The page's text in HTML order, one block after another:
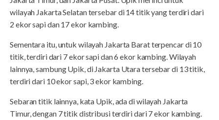
wilayah Jakarta Selatan tersebar di 14 titik yang terdiri dari
2 ekor sapi dan 17 ekor kambing.
Sementara itu, untuk wilayah Jakarta Barat terpencar di 10
titik, terdiri dari 7 ekor sapi dan 6 ekor kambing. Wilayah
lainnya, sambung Upik, di Jakarta Utara tersebar di 13 titik,
terdiri dari 10 ekor sapi, 3 ekor kambing.
Sebaran titik lainnya, kata Upik, ada di wilayah Jakarta
Timur, dengan 7 titik distribusi terdiri dari 7 ekor kambing.